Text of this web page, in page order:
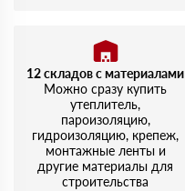
12 складов с материалами
Можно сразу купить
утеплитель,
пароизоляцию,
гидроизоляцию, крепеж,
монтажные ленты и
другие материалы для
строительства